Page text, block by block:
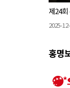
제24
2025-
홍명